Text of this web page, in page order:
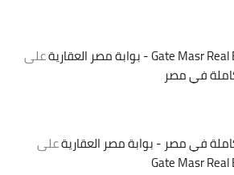
على
في مصر
في مصر - بوابة مصر العقاريةعلى